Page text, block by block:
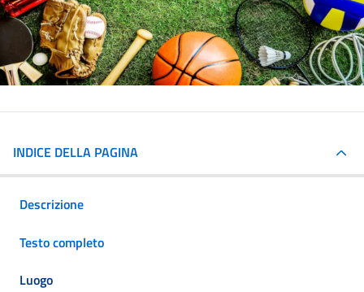
INDICE DELLA PAGINA
Descrizione
Testo completo
Luogo